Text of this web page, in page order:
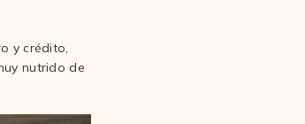
y crédito,
nutrido de